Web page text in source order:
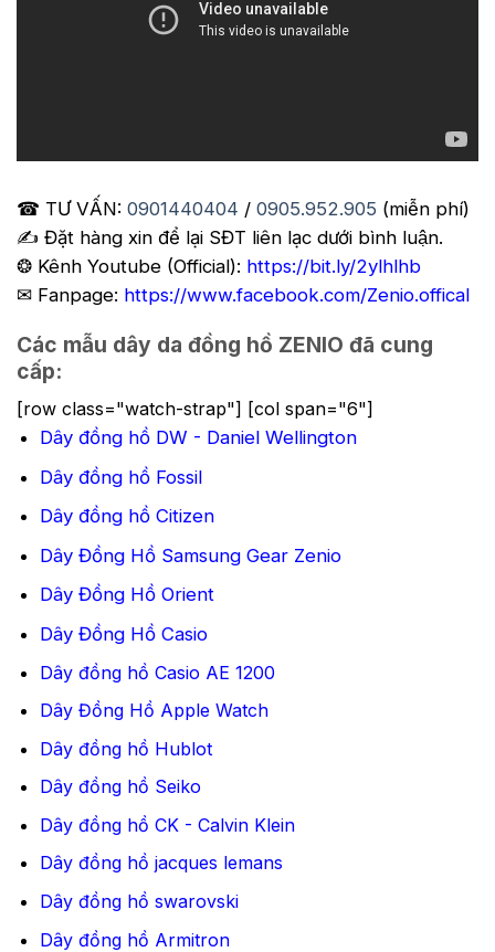
☎ TƯ VẤN: 0901440404 / 0905.952.905 (miễn phí)
✍️ Đặt hàng xin để lại SĐT liên lạc dưới bình luận.
❂ Kênh Youtube (Official): https://bit.ly/2ylhlhb
✉ Fanpage: https://www.facebook.com/Zenio.offical
Các mẫu dây da đồng hồ ZENIO đã cung
cấp:
[row class="watch-strap"] [col span="6"]
Dây đồng hồ DW - Daniel Wellington
Dây đồng hồ Fossil
Dây đồng hồ Citizen
Dây Đồng Hồ Samsung Gear Zenio
Dây Đồng Hồ Orient
Dây Đồng Hồ Casio
Dây đồng hồ Casio AE 1200
Dây Đồng Hồ Apple Watch
Dây đồng hồ Hublot
Dây đồng hồ Seiko
Dây đồng hồ CK - Calvin Klein
Dây đồng hồ jacques lemans
Dây đồng hồ swarovski
Dây đồng hồ Armitron